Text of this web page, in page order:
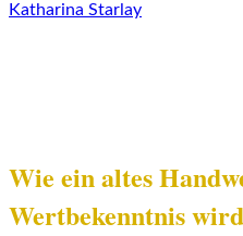
Katharina Starlay
Wie ein altes
Wertbekenntnis wird